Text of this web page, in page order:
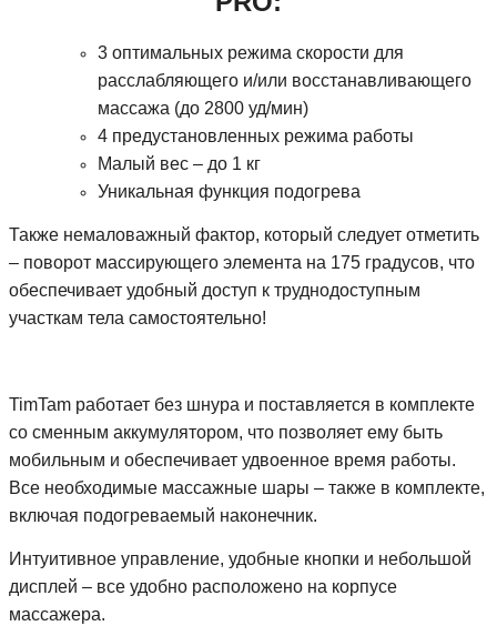
3 оптимальных режима скорости для
расслабляющего и/или восстанавливающего
массажа (до 2800 уд/мин)
4 предустановленных режима работы
Малый вес – до 1 кг
Уникальная функция подогрева
Также немаловажный фактор, который следует отметить
– поворот массирующего элемента на 175 градусов, что
обеспечивает удобный доступ к труднодоступным
участкам тела самостоятельно!
TimTam работает без шнура и поставляется в комплекте
со сменным аккумулятором, что позволяет ему быть
мобильным и обеспечивает удвоенное время работы.
Все необходимые массажные шары – также в комплекте,
включая подогреваемый наконечник.
Интуитивное управление, удобные кнопки и небольшой
дисплей – все удобно расположено на корпусе
массажера.